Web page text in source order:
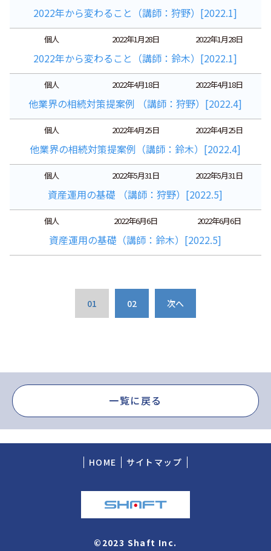
2022年から変わること（講師：狩野）[2022.1]
個人 2022年1月28日 2022年1月28日
2022年から変わること（講師：鈴木）[2022.1]
個人 2022年4月18日 2022年4月18日
他業界の相続対策提案例 （講師：狩野）[2022.4]
個人 2022年4月25日 2022年4月25日
他業界の相続対策提案例（講師：鈴木）[2022.4]
個人 2022年5月31日 2022年5月31日
資産運用の基礎 （講師：狩野）[2022.5]
個人 2022年6月6日 2022年6月6日
資産運用の基礎（講師：鈴木）[2022.5]
01 02 次へ
一覧に戻る
HOME サイトマップ
©2023 Shaft Inc.